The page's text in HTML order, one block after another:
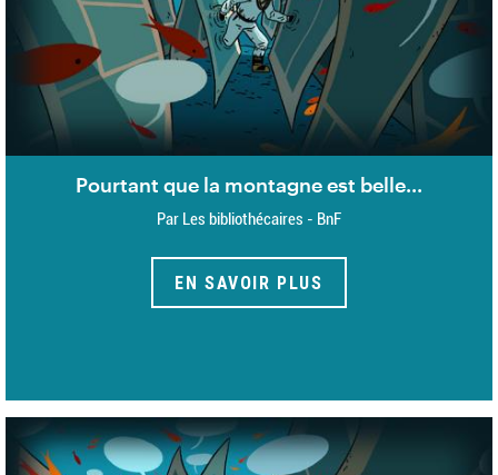
Pourtant que la montagne est belle...
Par Les bibliothécaires - BnF
EN SAVOIR PLUS